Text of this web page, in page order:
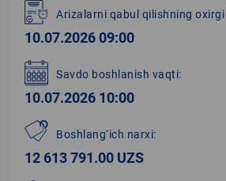
1
of
8
Arizalarni qabul qilishning
10.07.2026 09:00
Savdo boshlanish vaqti:
10.07.2026 10:00
Boshlang‘ich narxi:
12 613 791.00 UZS